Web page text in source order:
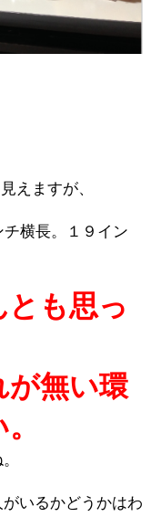
えますが、
横長。１９イン
も思っ
が無い環
いるかどうかはわ